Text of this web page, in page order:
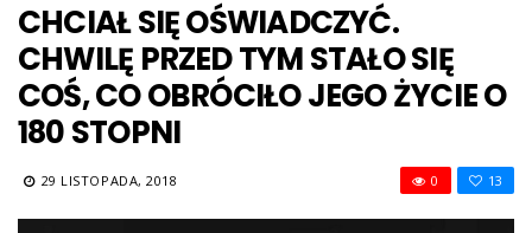
CHCIAŁ SIĘ OŚWIADCZYĆ.
CHWILĘ PRZED TYM STAŁO SIĘ
COŚ, CO OBRÓCIŁO JEGO ŻYCIE O
180 STOPNI
29 LISTOPADA, 2018 13
0